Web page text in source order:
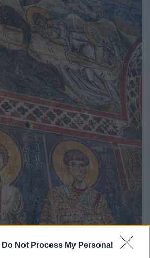
Do Not Process My Personal